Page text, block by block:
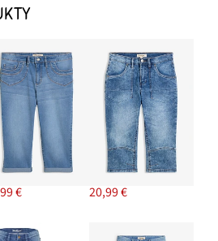
DO KOŠÍKA
€ 20,99 €